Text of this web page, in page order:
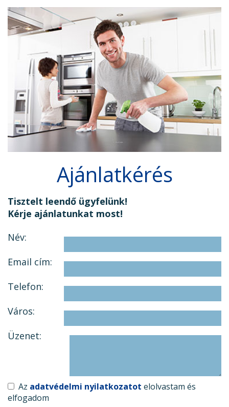
Ajánlatkérés
Tisztelt leendő ügyfelünk!
Kérje ajánlatunkat most!
Név:
Email cím:
Telefon:
Város:
Üzenet:
Az adatvédelmi nyilatkozatot elolvastam és
elfogadom